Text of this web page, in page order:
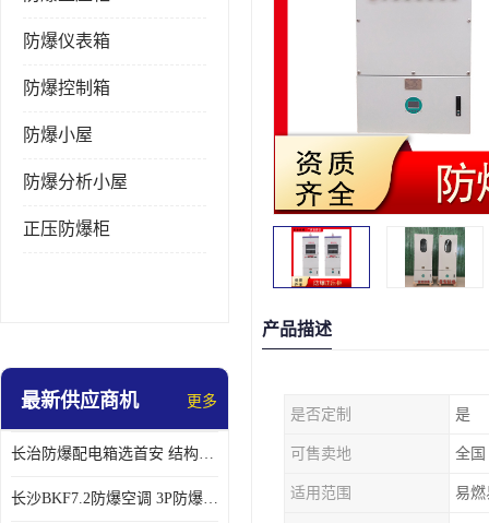
防爆仪表箱
防爆控制箱
防爆小屋
防爆分析小屋
正压防爆柜
最新供应商机 更多
长治防爆配电箱选首安 结构紧凑、价格合理、资质齐全
长沙BKF7.2防爆空调 3P防爆空调与普通空调有什么区别
产品描述
是否定制 是
可售卖地 全国
适用范围 易